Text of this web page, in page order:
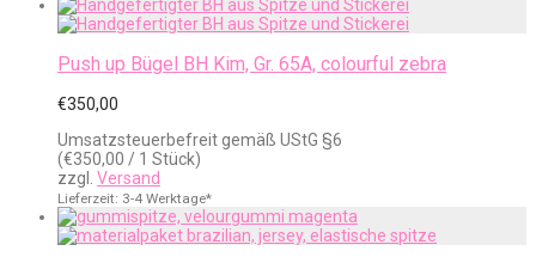
Push up Bügel BH Kim, Gr. 65A, colourful zebra
€350,00
Umsatzsteuerbefreit gemäß UStG §6
(€350,00 / 1 Stück)
zzgl. Versand
Lieferzeit: 3-4 Werktage*